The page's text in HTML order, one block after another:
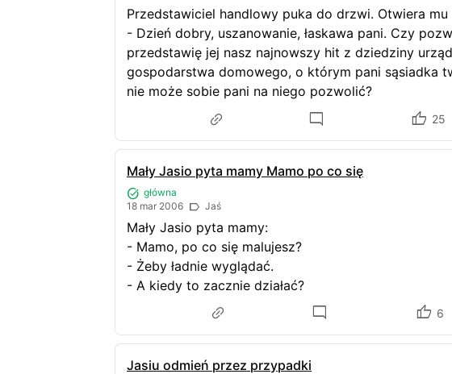
Przedstawiciel handlowy puka do drzwi. Otwiera
- Dzień dobry, uszanowanie, łaskawa pani. Czy
przedstawię jej nasz najnowszy hit z dziedziny
gospodarstwa domowego, o którym pani sąsiadka
nie może sobie pani na niego pozwolić?
25
Mały Jasio pyta mamy Mamo po co się
główna
18 mar 2006
Jaś
Mały Jasio pyta mamy:
- Mamo, po co się malujesz?
- Żeby ładnie wyglądać.
- A kiedy to zacznie działać?
6
Jasiu odmień przez przypadki